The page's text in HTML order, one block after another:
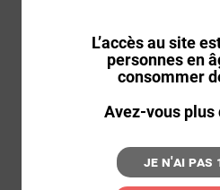
L’accès au site
personnes en
consommer
Avez-vous plus
Je n'ai pas
VIN
COMME
....